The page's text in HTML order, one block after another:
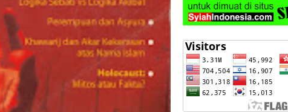
Mengapa Syiah Mengklaim Imam Mereka Memiliki Ilmu Ghaib?